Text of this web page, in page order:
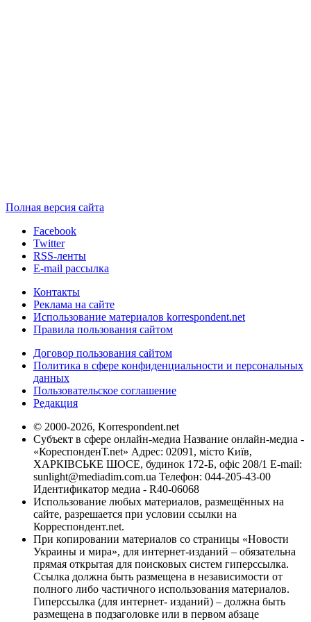
Полная версия сайта
Facebook
Twitter
RSS-ленты
E-mail рассылка
Контакты
Реклама на сайте
Использование материалов korrespondent.net
Правила пользования сайтом
Договор пользования сайтом
Политика в сфере конфиденциальности и персональных
данных
Пользовательское соглашение
Редакция
© 2000-2026, Korrespondent.net
Субъект в сфере онлайн-медиа Название онлайн-медиа -
«КореспонденТ.net» Адрес: 02091, місто Київ,
ХАРКІВСЬКЕ ШОСЕ, будинок 172-Б, офіс 208/1 E-mail:
sunlight@mediadim.com.ua Телефон: 044-205-43-00
Идентификатор медиа - R40-06068
Использование любых материалов, размещённых на
сайте, разрешается при условии ссылки на
Корреспондент.net.
При копировании материалов со страницы «Новости
Украины и мира», для интернет-изданий – обязательна
прямая открытая для поисковых систем гиперссылка.
Ссылка должна быть размещена в независимости от
полного либо частичного использования материалов.
Гиперссылка (для интернет- изданий) – должна быть
размещена в подзаголовке или в первом абзаце